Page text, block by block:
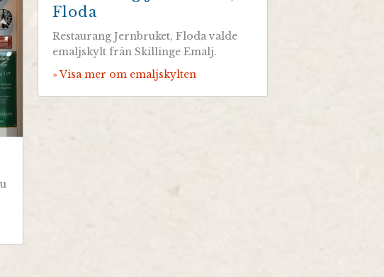
Floda
Restaurang Jernbruket, Floda valde
emaljskylt från Skillinge Emalj.
» Visa mer om emaljskylten